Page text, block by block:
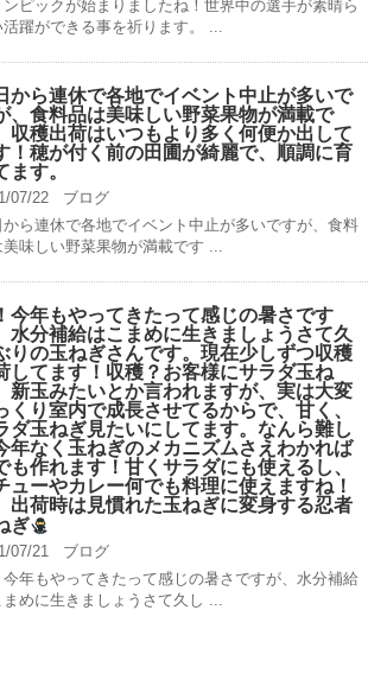
ンピックが始まりましたね！世界中の選手が素晴ら
活躍ができる事を祈ります。 ...
から連休で各地でイベント中止が多いで
、食料品は美味しい野菜果物が満載で
収穫出荷はいつもより多く何便か出して
！穂が付く前の田圃が綺麗で、順調に育
ます。
07/22
ブログ
から連休で各地でイベント中止が多いですが、食料
味しい野菜果物が満載です ...
今年もやってきたって感じの暑さです
水分補給はこまめに生きましょうさて久
りの玉ねぎさんです。現在少しずつ収穫
してます！収穫？お客様にサラダ玉ね
新玉みたいとか言われますが、実は大変
くり室内で成長させてるからで、甘く、
ダ玉ねぎ見たいにしてます。なんら難し
年なく玉ねぎのメカニズムさえわかれば
も作れます！甘くサラダにも使えるし、
ューやカレー何でも料理に使えますね！
出荷時は見慣れた玉ねぎに変身する忍者
ぎ
07/21
ブログ
今年もやってきたって感じの暑さですが、水分補給
まめに生きましょうさて久し ...